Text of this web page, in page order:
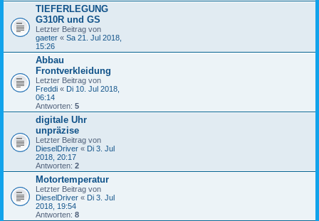
TIEFERLEGUNG
G310R und GS
Letzter Beitrag von
gaeter « Sa 21. Jul 2018,
15:26
Abbau
Frontverkleidung
Letzter Beitrag von
Freddi « Di 10. Jul 2018,
06:14
Antworten: 5
digitale Uhr
unpräzise
Letzter Beitrag von
DieselDriver « Di 3. Jul
2018, 20:17
Antworten: 2
Motortemperatur
Letzter Beitrag von
DieselDriver « Di 3. Jul
2018, 19:54
Antworten: 8